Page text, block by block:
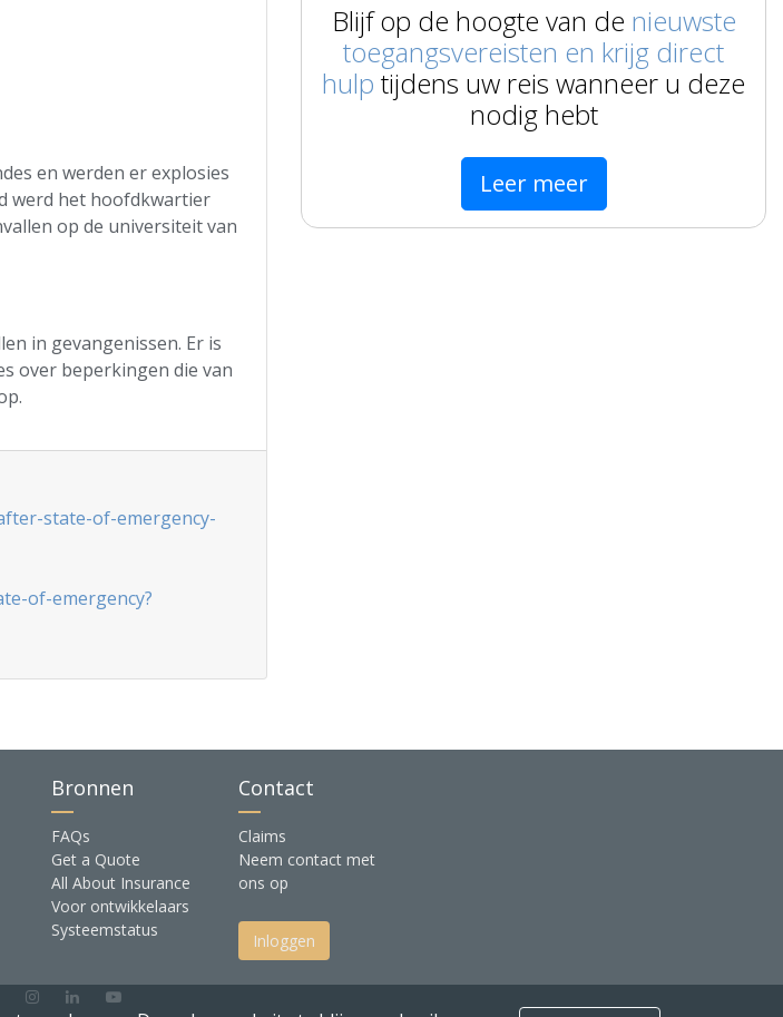
en werden er explosies
werd het hoofdkwartier
op de universiteit van
in gevangenissen. Er is
over beperkingen die van
state-of-emergency-
of-emergency?
Blijf op de hoogte van de nieuwste
toegangsvereisten en krijg direct
hulp tijdens uw reis wanneer u deze
nodig hebt
Leer meer
Bronnen
FAQs
Get a Quote
All About Insurance
Voor ontwikkelaars
Systeemstatus
Contact
Claims
Neem contact met
ons op
Inloggen